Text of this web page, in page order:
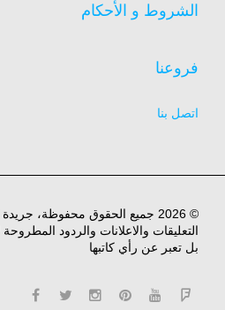
الشروط و الأحكام
فروعنا
اتصل بنا
© 2026 جميع الحقوق محفوظة،
التعليقات والاعلانات والردود
بل تعبر عن رأي كاتبها